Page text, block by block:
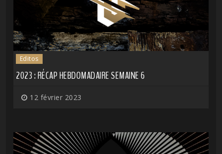
Editos
2023 : RÉCAP HEBDOMADAIRE SEMAINE 6
12 février 2023